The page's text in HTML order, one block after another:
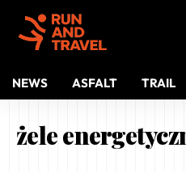
NEWS ASFALT TRAIL
żele